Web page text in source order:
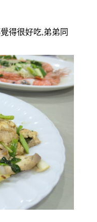
得很好吃,弟弟同